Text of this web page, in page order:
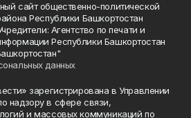
сайт общественно-политической
Республики Башкортостан
Агентство по печати и
Республики Башкортостан
данных
зарегистрирована в Управлении
надзору в сфере связи,
и массовых коммуникаций по